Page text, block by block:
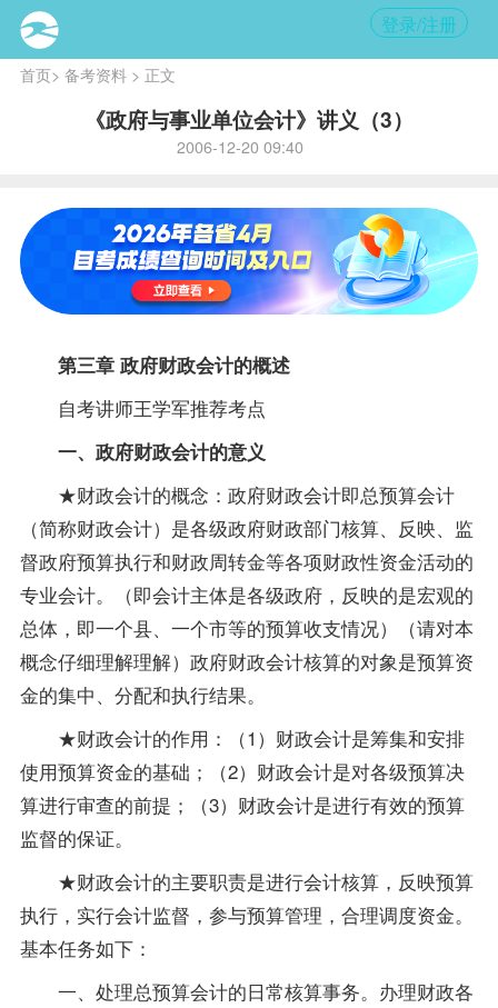
登录/注册
首页> 备考资料> 正文
《政府与事业单位会计》讲义（3）
2006-12-20 09:40
第三章 政府财政会计的概述
自考讲师王学军推荐考点
一、政府财政会计的意义
★财政会计的概念：政府财政会计即总预算会计
（简称财政会计）是各级政府财政部门核算、反映、监
督政府预算执行和财政周转金等各项财政性资金活动的
专业会计。（即会计主体是各级政府，反映的是宏观的
总体，即一个县、一个市等的预算收支情况）（请对本
概念仔细理解理解）政府财政会计核算的对象是预算资
金的集中、分配和执行结果。
★财政会计的作用：（1）财政会计是筹集和安排
使用预算资金的基础；（2）财政会计是对各级预算决
算进行审查的前提；（3）财政会计是进行有效的预算
监督的保证。
★财政会计的主要职责是进行会计核算，反映预算
执行，实行会计监督，参与预算管理，合理调度资金。
基本任务如下：
一、处理总预算会计的日常核算事务。办理财政各